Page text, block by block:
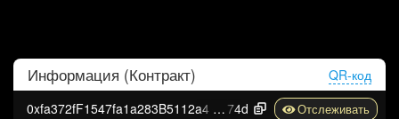
Информация (Контракт)
QR-код
0xfa372fF1547fa1a283B5112a4685F1358CE55
74d